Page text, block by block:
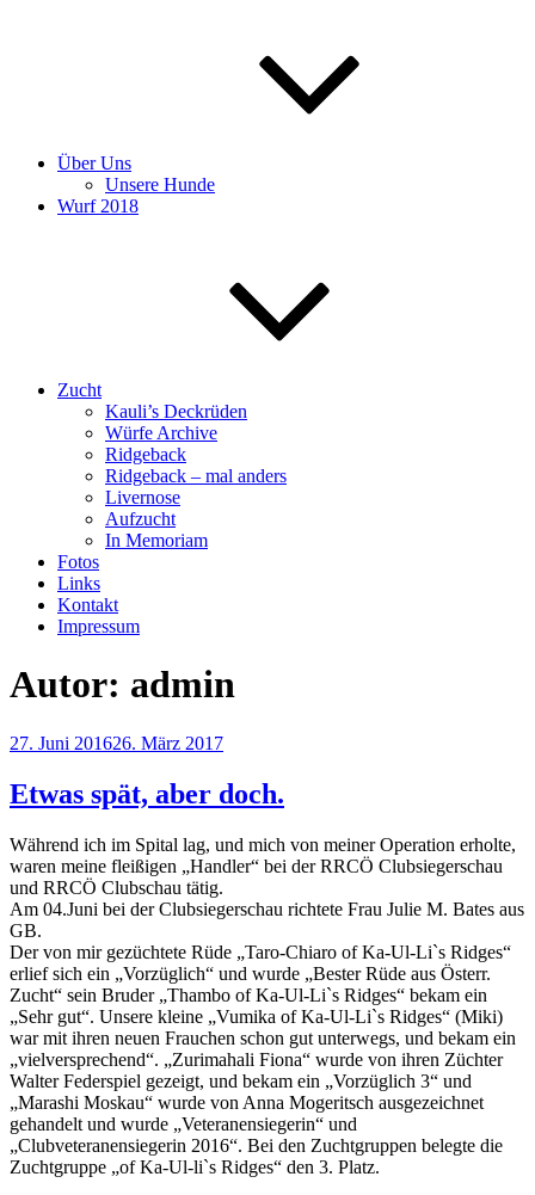
Über Uns
Unsere Hunde
Wurf 2018
Zucht
Kauli’s Deckrüden
Würfe Archive
Ridgeback
Ridgeback – mal anders
Livernose
Aufzucht
In Memoriam
Fotos
Links
Kontakt
Impressum
Autor: admin
Veröffentlicht
27. Juni 201626. März 2017
Etwas spät, aber doch.
Während ich im Spital lag, und mich von meiner Operation erholte,
waren meine fleißigen „Handler“ bei der RRCÖ Clubsiegerschau
und RRCÖ Clubschau tätig.
Am 04.Juni bei der Clubsiegerschau richtete Frau Julie M. Bates aus
GB.
Der von mir gezüchtete Rüde „Taro-Chiaro of Ka-Ul-Li`s Ridges“
erlief sich ein „Vorzüglich“ und wurde „Bester Rüde aus Österr.
Zucht“ sein Bruder „Thambo of Ka-Ul-Li`s Ridges“ bekam ein
„Sehr gut“. Unsere kleine „Vumika of Ka-Ul-Li`s Ridges“ (Miki)
war mit ihren neuen Frauchen schon gut unterwegs, und bekam ein
„vielversprechend“. „Zurimahali Fiona“ wurde von ihren Züchter
Walter Federspiel gezeigt, und bekam ein „Vorzüglich 3“ und
„Marashi Moskau“ wurde von Anna Mogeritsch ausgezeichnet
gehandelt und wurde „Veteranensiegerin“ und
„Clubveteranensiegerin 2016“. Bei den Zuchtgruppen belegte die
Zuchtgruppe „of Ka-Ul-li`s Ridges“ den 3. Platz.